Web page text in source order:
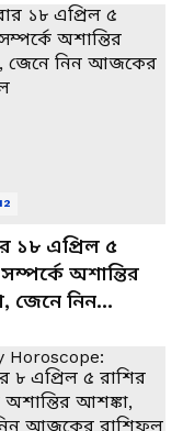
১৮ এপ্রিল ৫
অশান্তির
জেনে নিন